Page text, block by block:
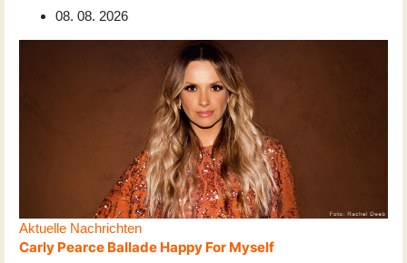
08. 08. 2026
Aktuelle Nachrichten
Carly Pearce Ballade Happy For Myself